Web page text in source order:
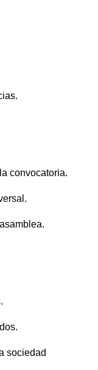
convocatoria.
sociedad